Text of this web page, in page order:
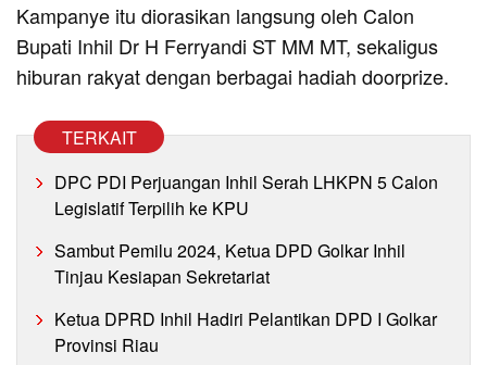
Kampanye itu diorasikan langsung oleh Calon
Bupati Inhil Dr H Ferryandi ST MM MT, sekaligus
hiburan rakyat dengan berbagai hadiah doorprize.
TERKAIT
DPC PDI Perjuangan Inhil Serah LHKPN 5 Calon
Legislatif Terpilih ke KPU
Sambut Pemilu 2024, Ketua DPD Golkar Inhil
Tinjau Kesiapan Sekretariat
Ketua DPRD Inhil Hadiri Pelantikan DPD I Golkar
Provinsi Riau